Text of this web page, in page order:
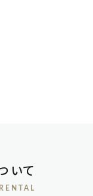
いて